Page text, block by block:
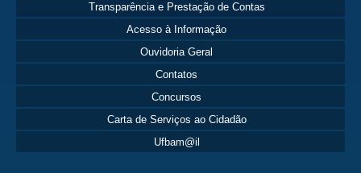
Transparência e Prestação de Contas
Acesso à Informação
Ouvidoria Geral
Contatos
Concursos
Carta de Serviços ao Cidadão
Ufbam@il